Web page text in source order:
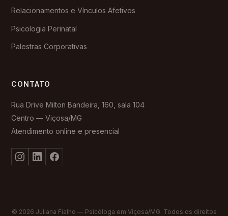
Relacionamentos e Vínculos Afetivos
Psicologia Perinatal
Palestras Corporativas
CONTATO
Rua Drive Milton Bandeira, 160, sala 104
Centro — Viçosa/MG
Atendimento online e presencial
© 2026 Juliana Fialho — Psicóloga em Viçosa/MG. Todos os direitos